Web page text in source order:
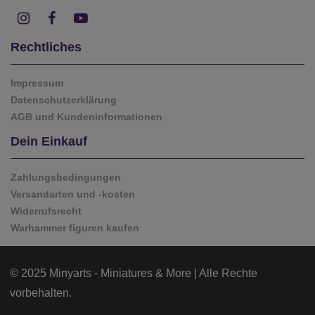
Rechtliches
Impressum
Datenschutzerklärung
AGB und Kundeninformationen
Dein Einkauf
Zahlungsbedingungen
Versandarten und -kosten
Widerrufsrecht
Warhammer figuren kaufen
© 2025 Minyarts - Miniatures & More | Alle Rechte
vorbehalten.